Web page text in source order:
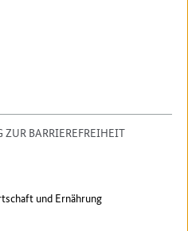
ZUR BARRIEREFREIHEIT
und Ernährung